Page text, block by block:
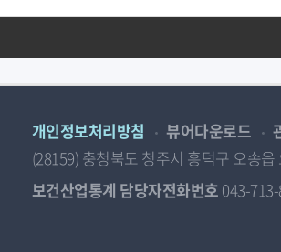
개인정보처리방침 뷰어다운로드
(28159) 충청북도 청주시 흥덕구 오송
보건산업통계 담당자전화번호 043-